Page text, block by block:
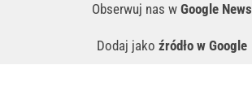
Obserwuj nas w Google News
Dodaj jako źródło w Google